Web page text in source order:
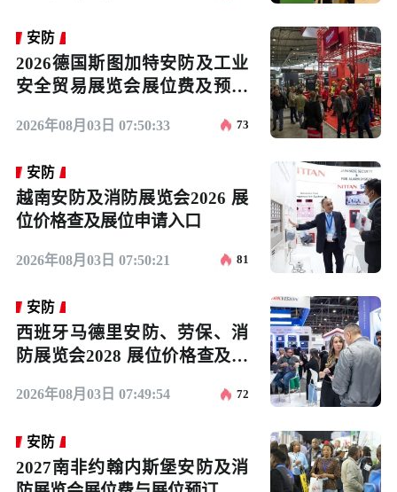
安防
2026德国斯图加特安防及工业
安全贸易展览会展位费及预订
2026年08月03日 07:50:33 73
安防
越南安防及消防展览会2026 展
位价格查及展位申请入口
2026年08月03日 07:50:21 81
安防
西班牙马德里安防、劳保、消
防展览会2028 展位价格查及展
2026年08月03日 07:49:54 72
安防
2027南非约翰内斯堡安防及消